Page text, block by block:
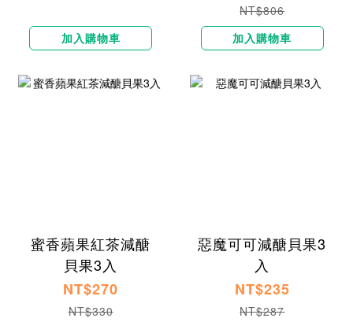
加入購物車
NT$806
加入購物車
蜜香蘋果紅茶減醣
貝果3入
NT$270
NT$330
惡魔可可減醣貝果3
入
NT$235
NT$287